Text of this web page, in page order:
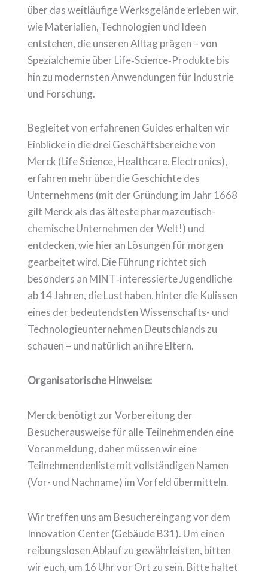
über das weitläufige Werksgelände erleben wir,
wie Materialien, Technologien und Ideen
entstehen, die unseren Alltag prägen – von
Spezialchemie über Life‑Science‑Produkte bis
hin zu modernsten Anwendungen für Industrie
und Forschung.
Begleitet von erfahrenen Guides erhalten wir
Einblicke in die drei Geschäftsbereiche von
Merck (Life Science, Healthcare, Electronics),
erfahren mehr über die Geschichte des
Unternehmens (mit der Gründung im Jahr 1668
gilt Merck als das älteste pharmazeutisch-
chemische Unternehmen der Welt!) und
entdecken, wie hier an Lösungen für morgen
gearbeitet wird. Die Führung richtet sich
besonders an MINT‑interessierte Jugendliche
ab 14 Jahren, die Lust haben, hinter die Kulissen
eines der bedeutendsten Wissenschafts- und
Technologieunternehmen Deutschlands zu
schauen – und natürlich an ihre Eltern.
Organisatorische Hinweise:
Merck benötigt zur Vorbereitung der
Besucherausweise für alle Teilnehmenden eine
Voranmeldung, daher müssen wir eine
Teilnehmendenliste mit vollständigen Namen
(Vor- und Nachname) im Vorfeld übermitteln.
Wir treffen uns am Besuchereingang vor dem
Innovation Center (Gebäude B31). Um einen
reibungslosen Ablauf zu gewährleisten, bitten
wir euch, um 16 Uhr vor Ort zu sein. Bitte haltet